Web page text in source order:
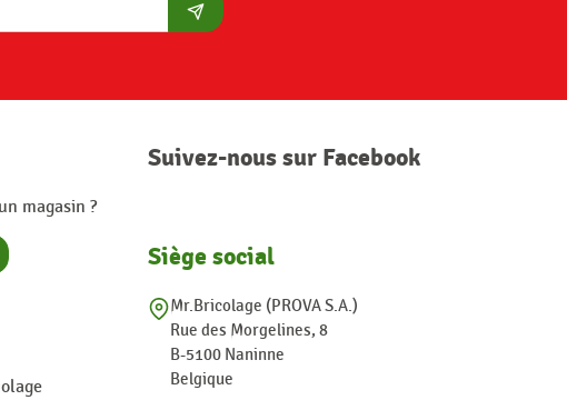
S'abonner
magasin ?
Suivez-nous sur Facebook
Siège social
Mr.Bricolage (PROVA S.A.)
Rue des Morgelines, 8
B-5100 Naninne
Belgique